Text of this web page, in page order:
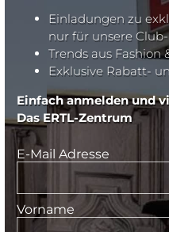
Einladungen zu
nur für unsere
Trends aus Fashion
Exklusive Rabatt-
Einfach anmelden und
Das ERTL-Zentrum
E-Mail Adresse
Vorname